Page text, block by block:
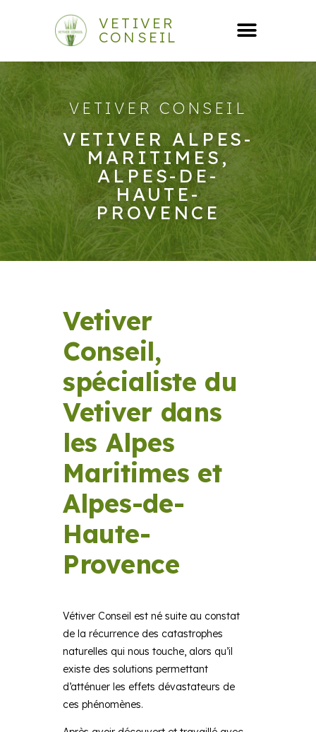
VETIVER
CONSEIL
VETIVER CONSEIL
VETIVER ALPES-
MARITIMES,
ALPES-DE-
HAUTE-
PROVENCE
Vetiver
Conseil,
spécialiste du
Vetiver dans
les Alpes
Maritimes et
Alpes-de-
Haute-
Provence
Vétiver Conseil est né suite au constat
de la récurrence des catastrophes
naturelles qui nous touche, alors qu’il
existe des solutions permettant
d’atténuer les effets dévastateurs de
ces phénomènes.